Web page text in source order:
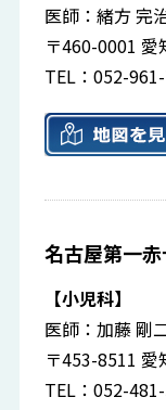
医師：緒方 完
〒460-0001
TEL：052-961-
名古屋第一
【小児科】
医師：加藤 剛
〒453-8511
TEL：052-481-